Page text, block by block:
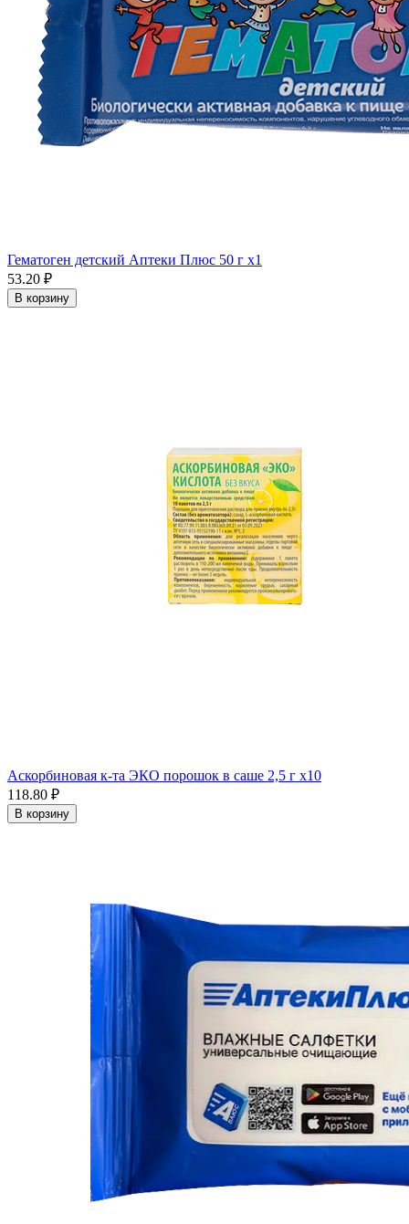
Гематоген детский Аптеки Плюс 50 г x1
53.20 ₽
В корзину
Аскорбиновая к-та ЭКО порошок в саше 2,5 г x10
118.80 ₽
В корзину